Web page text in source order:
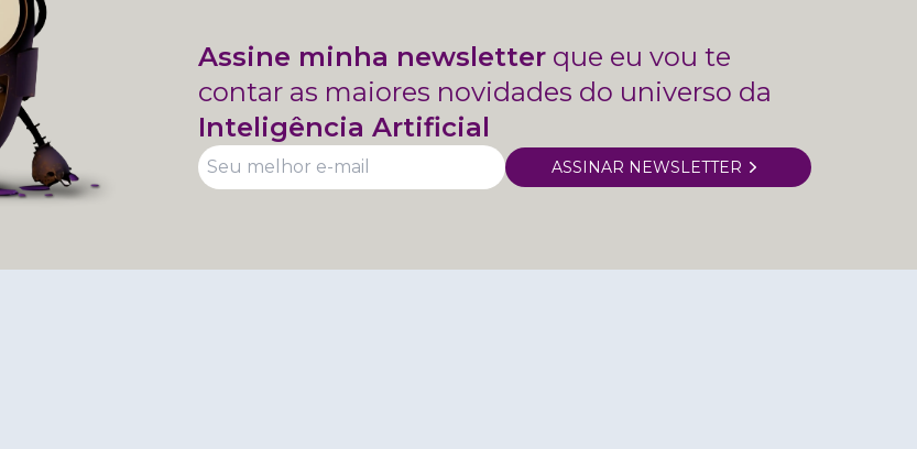
Assine minha newsletter que eu vou te
contar as maiores novidades do universo da
Inteligência Artificial
ASSINAR NEWSLETTER